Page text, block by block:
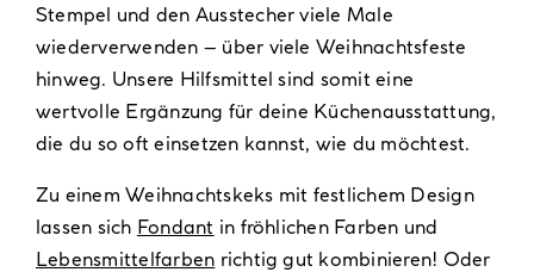
Stempel und den Ausstecher viele Male
wiederverwenden – über viele Weihnachtsfeste
hinweg. Unsere Hilfsmittel sind somit eine
wertvolle Ergänzung für deine Küchenausstattung,
die du so oft einsetzen kannst, wie du möchtest.
Zu einem Weihnachtskeks mit festlichem Design
lassen sich Fondant in fröhlichen Farben und
Lebensmittelfarben richtig gut kombinieren! Oder